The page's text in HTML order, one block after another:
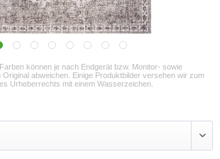
können je nach Endgerät bzw. Monitor- sowie
abweichen. Einige Produktbilder versehen wir zum
Urheberrechts mit einem Wasserzeichen.